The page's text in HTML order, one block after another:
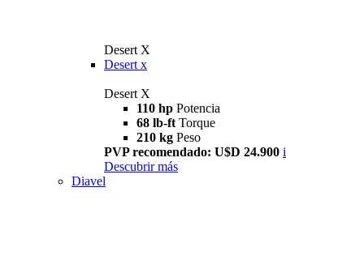
Desert X
Desert x
Desert X
110 hp Potencia
68 lb-ft Torque
210 kg Peso
PVP recomendado: U$D 24.900 i
Descubrir más
Diavel